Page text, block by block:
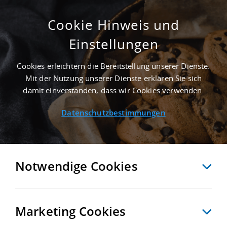
GEPFLEGT - 10.000 M² LOGISTIKIMMOBILIE
IN BRAUNSCHWEIG AN DER AUTOBAHN A
391
Startseite/ Immobiliensuche/ Detailansicht
ZURÜCK MERKEN VERGLEICHEN EXPORT PDF
Cookie Hinweis und
Einstellungen
Cookies erleichtern die Bereitstellung unserer Dienste.
Mit der Nutzung unserer Dienste erklären Sie sich
damit einverstanden, dass wir Cookies verwenden.
Datenschutzbestimmungen
Notwendige Cookies
Marketing Cookies